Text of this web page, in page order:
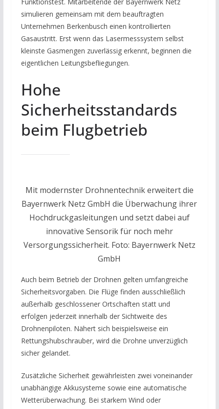
Funktionstest. Mitarbeitende der Bayernwerk Netz
simulieren gemeinsam mit dem beauftragten
Unternehmen Berkenbusch einen kontrollierten
Gasaustritt. Erst wenn das Lasermesssystem selbst
kleinste Gasmengen zuverlässig erkennt, beginnen die
eigentlichen Leitungsbefliegungen.
Hohe
Sicherheitsstandards
beim Flugbetrieb
Mit modernster Drohnentechnik erweitert die
Bayernwerk Netz GmbH die Überwachung ihrer
Hochdruckgasleitungen und setzt dabei auf
innovative Sensorik für noch mehr
Versorgungssicherheit. Foto: Bayernwerk Netz
GmbH
Auch beim Betrieb der Drohnen gelten umfangreiche
Sicherheitsvorgaben. Die Flüge finden ausschließlich
außerhalb geschlossener Ortschaften statt und
erfolgen jederzeit innerhalb der Sichtweite des
Drohnenpiloten. Nähert sich beispielsweise ein
Rettungshubschrauber, wird die Drohne unverzüglich
sicher gelandet.
Zusätzliche Sicherheit gewährleisten zwei voneinander
unabhängige Akkusysteme sowie eine automatische
Wetterüberwachung. Bei starkem Wind oder